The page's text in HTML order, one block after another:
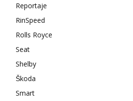
Reportaje
RinSpeed
Rolls Royce
Seat
Shelby
Škoda
Smart